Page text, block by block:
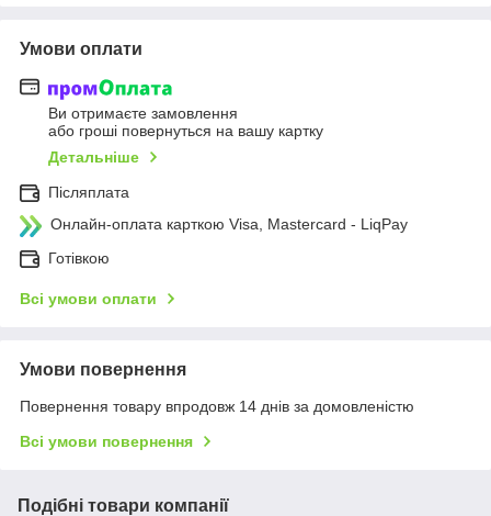
Умови оплати
Ви отримаєте замовлення
або гроші повернуться на вашу картку
Детальніше
Післяплата
Онлайн-оплата карткою Visa, Mastercard - LiqPay
Готівкою
Всі умови оплати
Умови повернення
Повернення товару впродовж 14 днів за домовленістю
Всі умови повернення
Подібні товари компанії